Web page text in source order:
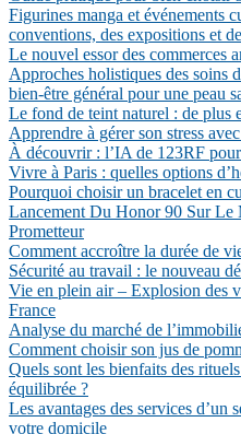
Figurines manga et événements
conventions, des expositions et
Le nouvel essor des commerces
Approches holistiques des soins
bien-être général pour une peau
Le fond de teint naturel : de plus
Apprendre à gérer son stress
À découvrir : l’IA de 123RF
Vivre à Paris : quelles options
Pourquoi choisir un bracelet en
Lancement Du Honor 90 Sur Le
Prometteur
Comment accroître la durée de
Sécurité au travail : le nouveau
Vie en plein air – Explosion des
France
Analyse du marché de
Comment choisir son jus de
Quels sont les bienfaits des
équilibrée ?
Les avantages des services
votre domicile